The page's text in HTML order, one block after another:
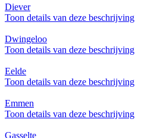
Diever
Toon details van deze beschrijving
Dwingeloo
Toon details van deze beschrijving
Eelde
Toon details van deze beschrijving
Emmen
Toon details van deze beschrijving
Gasselte